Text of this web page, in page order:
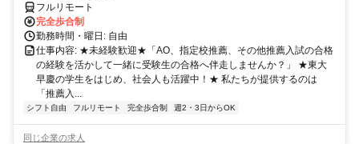
フルリモート
完全歩合制
勤務時間・曜日: 自由
仕事内容: ★未経験歓迎★「AO、指定校推薦、その他推薦入試の合格
の経験を活かして一緒に受験生の合格へ伴走しませんか？」 ★東大
早慶の学生をはじめ、社会人も活躍中！★ 私たちが提供するのは
「推薦入...
シフト自由 フルリモート 完全歩合制 週2・3日からOK
同じ企業の求人